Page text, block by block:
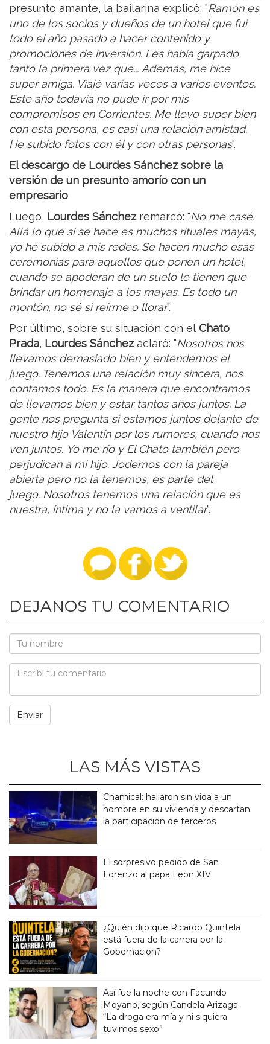
presunto amante, la bailarina explicó: "Ramón es
uno de los socios y dueños de un hotel que fui
todo el año pasado a hacer contenido y
promociones de inversión. Les había garpado
tanto la primera vez que... Además, me hice
super amiga. Viajé varias veces a varios eventos.
Este año todavía no pude ir por mis
compromisos en Corrientes. Me llevo super bien
con esta persona, es casi una relación amistad.
He subido fotos con él y con otras personas".
El descargo de Lourdes Sánchez sobre la
versión de un presunto amorío con un
empresario
Luego, Lourdes Sánchez remarcó: "No me casé.
Allá lo que sí se hace es muchos rituales mayas,
yo he subido a mis redes. Se hacen mucho esas
ceremonias para aquellos que ponen un hotel,
cuando se apoderan de un suelo le tienen que
brindar un homenaje a los mayas. Es todo un
montón, no sé si reírme o llorar".
Por último, sobre su situación con el Chato
Prada, Lourdes Sánchezaclaró: "Nosotros nos
llevamos demasiado bien y entendemos el
juego. Tenemos una relación muy sincera, nos
contamos todo. Es la manera que encontramos
de llevarnos bien y estar tantos años juntos. La
gente nos pregunta si estamos juntos delante de
nuestro hijo Valentín por los rumores, cuando nos
ven juntos. Yo me río y El Chato también pero
perjudican a mi hijo. Jodemos con la pareja
abierta pero no la tenemos, es parte del
juego. Nosotros tenemos una relación que es
nuestra, íntima y no la vamos a ventilar".
DEJANOS TU COMENTARIO
LAS MÁS VISTAS
Chamical: hallaron sin vida a un
hombre en su vivienda y descartan
la participación de terceros
El sorpresivo pedido de San
Lorenzo al papa León XIV
¿Quién dijo que Ricardo Quintela
está fuera de la carrera por la
Gobernación?
Así fue la noche con Facundo
Moyano, según Candela Arizaga:
“La droga era mía y ni siquiera
tuvimos sexo”